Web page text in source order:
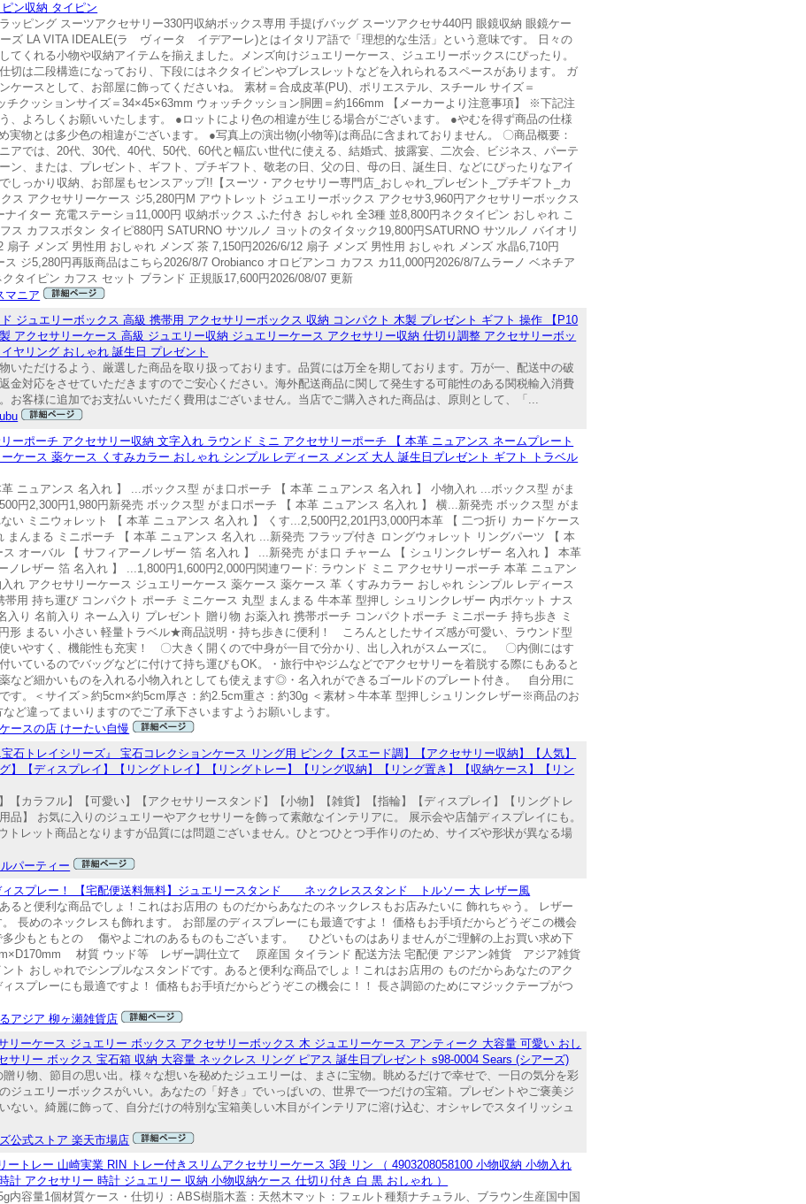
ン収納 タイピン
ッピング スーツアクセサリー330円収納ボックス専用 手提げバッグ スーツアクセサ440円 眼鏡収納 眼鏡ケー
ズ LA VITA IDEALE(ラ ヴィータ イデアーレ)とはイタリア語で「理想的な生活」という意味です。 日々の
てくれる小物や収納アイテムを揃えました。メンズ向けジュエリーケース、ジュエリーボックスにぴったり。
切は二段構造になっており、下段にはネクタイピンやブレスレットなどを入れられるスペースがあります。 ガ
ケースとして、お部屋に飾ってくださいね。 素材＝合成皮革(PU)、ポリエステル、スチール サイズ＝
チクッションサイズ＝34×45×63mm ウォッチクッション胴囲＝約166mm 【メーカーより注意事項】 ※下記注
、よろしくお願いいたします。 ●ロットにより色の相違が生じる場合がございます。 ●やむを得ず商品の仕様
実物とは多少色の相違がございます。 ●写真上の演出物(小物等)は商品に含まれておりません。 〇商品概要：
アでは、20代、30代、40代、50代、60代と幅広い世代に使える、結婚式、披露宴、二次会、ビジネス、パーテ
ン、または、プレゼント、ギフト、プチギフト、敬老の日、父の日、母の日、誕生日、などにぴったりなアイ
しっかり収納、お部屋もセンスアップ!!【スーツ・アクセサリー専門店_おしゃれ_プレゼント_プチギフト_カ
ス アクセサリーケース ジ5,280円M アウトレット ジュエリーボックス アクセサ3,960円アクセサリーボックス
イター 充電ステーショ11,000円 収納ボックス ふた付き おしゃれ 全3種 並8,800円ネクタイピン おしゃれ こ
カフスボタン タイピ880円 SATURNO サツルノ ヨットのタイタック19,800円SATURNO サツルノ バイオリ
扇子 メンズ 男性用 おしゃれ メンズ 茶 7,150円2026/6/12 扇子 メンズ 男性用 おしゃれ メンズ 水晶6,710円
ジ5,280円再販商品はこちら2026/8/7 Orobianco オロビアンコ カフス カ11,000円2026/8/7ムラーノ ベネチア
タイピン カフス セット ブランド 正規販17,600円2026/08/07 更新
マニア
ジュエリーボックス 高級 携帯用 アクセサリーボックス 収納 コンパクト 木製 プレゼント ギフト 操作 【P10
アクセサリーケース 高級 ジュエリー収納 ジュエリーケース アクセサリー収納 仕切り調整 アクセサリーボッ
ヤリング おしゃれ 誕生日 プレゼント
いただけるよう、厳選した商品を取り扱っております。品質には万全を期しております。万が一、配送中の破
金対応をさせていただきますのでご安心ください。海外配送商品に関して発生する可能性のある関税輸入消費
お客様に追加でお支払いいただく費用はございません。当店でご購入された商品は、原則として、「...
ーポーチ アクセサリー収納 文字入れ ラウンド ミニ アクセサリーポーチ 【 本革 ニュアンス ネームプレート
ケース 薬ケース くすみカラー おしゃれ シンプル レディース メンズ 大人 誕生日プレゼント ギフト トラベル
ニュアンス 名入れ 】 ...ボックス型 がま口ポーチ 【 本革 ニュアンス 名入れ 】 小物入れ ...ボックス型 がま
円2,300円1,980円新発売 ボックス型 がま口ポーチ 【 本革 ニュアンス 名入れ 】 横...新発売 ボックス型 がま
い ミニウォレット 【 本革 ニュアンス 名入れ 】 くす...2,500円2,201円3,000円本革 【 二つ折り カードケース
んまる ミニポーチ 【 本革 ニュアンス 名入れ ...新発売 フラップ付き ロングウォレット リングパーツ 【 本
オーバル 【 サフィアーノレザー 箔 名入れ 】 ...新発売 がま口 チャーム 【 シュリンクレザー 名入れ 】 本革
ノレザー 箔 名入れ 】 ...1,800円1,600円2,000円関連ワード: ラウンド ミニ アクセサリーポーチ 本革 ニュアン
れ アクセサリーケース ジュエリーケース 薬ケース 薬ケース 革 くすみカラー おしゃれ シンプル レディース
用 持ち運び コンパクト ポーチ ミニケース 丸型 まんまる 牛本革 型押し シュリンクレザー 内ポケット ナス
り 名前入り ネーム入り プレゼント 贈り物 お薬入れ 携帯ポーチ コンパクトポーチ ミニポーチ 持ち歩き ミ
形 まるい 小さい 軽量トラベル★商品説明・持ち歩きに便利！ ころんとしたサイズ感が可愛い、ラウンド型
いやすく、機能性も充実！ 〇大きく開くので中身が一目で分かり、出し入れがスムーズに。 〇内側にはす
ているのでバッグなどに付けて持ち運びもOK。・旅行中やジムなどでアクセサリーを着脱する際にもあると
など細かいものを入れる小物入れとしても使えます◎・名入れができるゴールドのプレート付き。 自分用に
す。＜サイズ＞約5cm×約5cm厚さ：約2.5cm重さ：約30g ＜素材＞牛本革 型押しシュリンクレザー※商品のお
ど違ってまいりますのでご了承下さいますようお願いします。
ースの店 けーたい自慢
石トレイシリーズ』 宝石コレクションケース リング用 ピンク【スエード調】【アクセサリー収納】【人気】
】【ディスプレイ】【リングトレイ】【リングトレー】【リング収納】【リング置き】【収納ケース】【リン
【カラフル】【可愛い】【アクセサリースタンド】【小物】【雑貨】【指輪】【ディスプレイ】【リングトレ
品】 お気に入りのジュエリーやアクセサリーを飾って素敵なインテリアに。 展示会や店舗ディスプレイにも。
トレット商品となりますが品質には問題ございません。ひとつひとつ手作りのため、サイズや形状が異なる場
パーティー
ィスプレー！ 【宅配便送料無料】ジュエリースタンド ネックレススタンド トルソー 大 レザー風
ると便利な商品でしょ！これはお店用の ものだからあなたのネックレスもお店みたいに 飾れちゃう。 レザー
長めのネックレスも飾れます。 お部屋のディスプレーにも最適ですよ！ 価格もお手頃だからどうぞこの機会
多少もともとの 傷やよごれのあるものもございます。 ひどいものはありませんがご理解の上お買い求め下
材質 ウッド等 レザー調仕立て 原産国 タイランド 配送方法 宅配便 アジアン雑貨 アジア雑貨
ト おしゃれでシンプルなスタンドです。あると便利な商品でしょ！これはお店用の ものだからあなたのアク
スプレーにも最適ですよ！ 価格もお手頃だからどうぞこの機会に！！ 長さ調節のためにマジックテープがつ
アジア 柳ヶ瀬雑貨店
リーケース ジュエリー ボックス アクセサリーボックス 木 ジュエリーケース アンティーク 大容量 可愛い おし
サリー ボックス 宝石箱 収納 大容量 ネックレス リング ピアス 誕生日プレゼント s98-0004 Sears (シアーズ)
り物、節目の思い出。様々な想いを秘めたジュエリーは、まさに宝物。眺めるだけで幸せで、一日の気分を彩
ジュエリーボックスがいい。あなたの「好き」でいっぱいの、世界で一つだけの宝箱。プレゼントやご褒美ジ
ない。綺麗に飾って、自分だけの特別な宝箱美しい木目がインテリアに溶け込む、オシャレでスタイリッシュ
公式ストア 楽天市場店
ートレー 山崎実業 RIN トレー付きスリムアクセサリーケース 3段 リン （ 4903208058100 小物収納 小物入れ
アクセサリー 時計 ジュエリー 収納 小物収納ケース 仕切り付き 白 黒 おしゃれ ）
内容量1個材質ケース・仕切り：ABS樹脂木蓋：天然木マット：フェルト種類ナチュラル、ブラウン生産国中国